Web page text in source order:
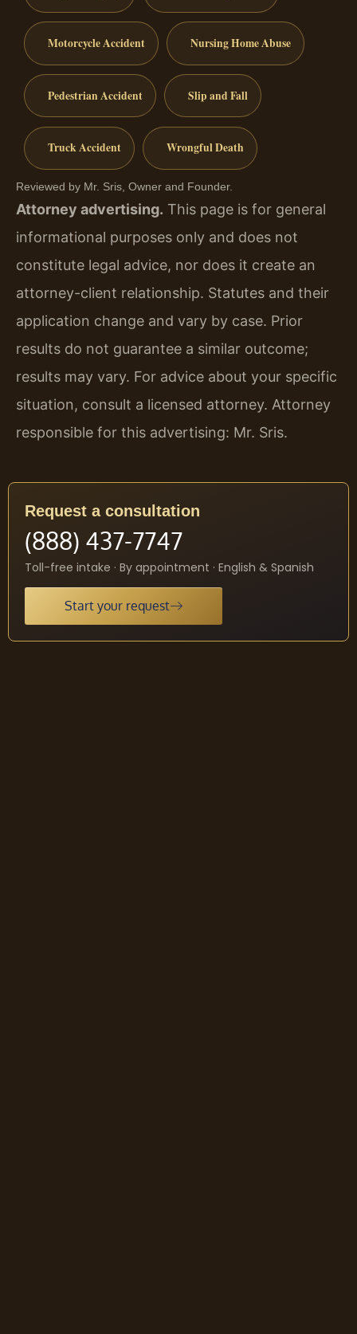
Motorcycle Accident Nursing Home Abuse
Pedestrian Accident Slip and Fall
Truck Accident Wrongful Death
Reviewed by Mr. Sris, Owner and Founder.
Attorney advertising. This page is for general
informational purposes only and does not
constitute legal advice, nor does it create an
attorney-client relationship. Statutes and their
application change and vary by case. Prior
results do not guarantee a similar outcome;
results may vary. For advice about your specific
situation, consult a licensed attorney. Attorney
responsible for this advertising: Mr. Sris.
Request a consultation
(888) 437-7747
Toll-free intake · By appointment · English & Spanish
Start your request